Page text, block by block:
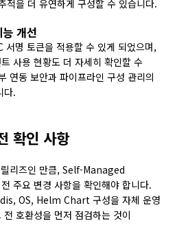
적을 더 유연하게 구성할 수 있습니다.
개선
명 토큰을 적용할 수 있게 되었으며,
사용 현황도 더 자세히 확인할 수
연동 보안과 파이프라인 구성 관리의
다.
확인 사항
리즈인 만큼, Self-Managed
주요 변경 사항을 확인해야 합니다.
OS, Helm Chart 구성을 자체 운영
호환성을 먼저 점검하는 것이